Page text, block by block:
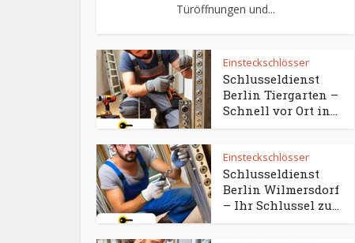
Türöffnungen und...
Einsteckschlösser
Schlusseldienst
Berlin Tiergarten –
Schnell vor Ort in...
Einsteckschlösser
Schlusseldienst
Berlin Wilmersdorf
– Ihr Schlussel zu...